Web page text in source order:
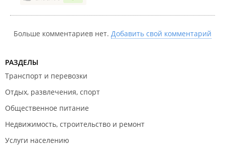
Больше комментариев нет. Добавить свой комментарий
РАЗДЕЛЫ
Транспорт и перевозки
Отдых, развлечения, спорт
Общественное питание
Недвижимость, строительство и ремонт
Услуги населению